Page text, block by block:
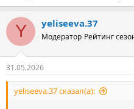
Y yeliseeva.37
Модератор Рейтинг
31.05.2026
yeliseeva.37 сказал(а):